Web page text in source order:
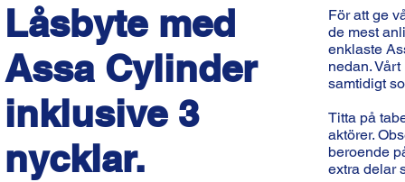
Låsbyte med
Assa Cylinder
inklusive 3
nycklar.
För att ge
de mest
enklaste
nedan.
samtidigt
Titta på
aktörer.
beroende
extra delar